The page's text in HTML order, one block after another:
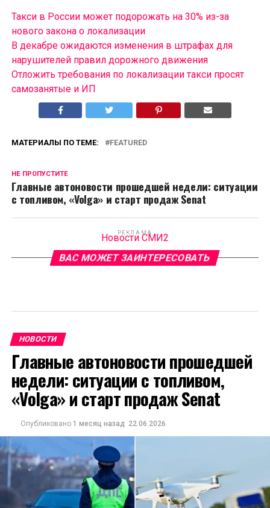
Такси в России может подорожать на 30% из-за
нового закона о локализации
В декабре ожидаются изменения в штрафах для
нарушителей правил дорожного движения
Отложить требования по локализации такси просят
самозанятые и ИП
МАТЕРИАЛЫ ПО ТЕМЕ: FEATURED
НЕ ПРОПУСТИТЕ
Главные автоновости прошедшей недели: ситуации
с топливом, «Volga» и старт продаж Senat
РЕКЛАМА
Новости СМИ2
ВАС МОЖЕТ ЗАИНТЕРЕСОВАТЬ
НОВОСТИ
Главные автоновости прошедшей
недели: ситуации с топливом,
«Volga» и старт продаж Senat
Опубликовано 1 месяц назад 22.06.2026